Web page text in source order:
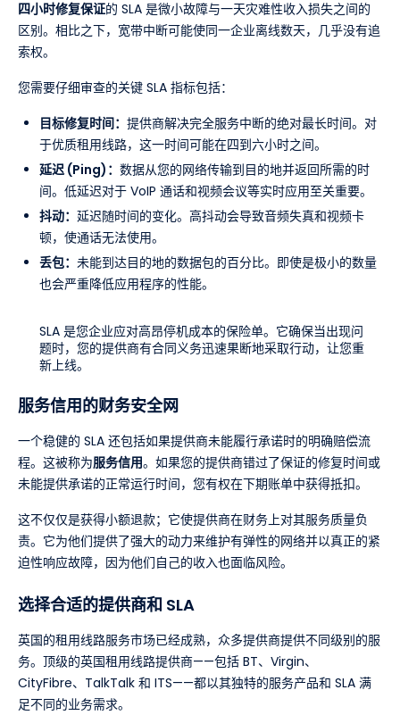
四小时修复保证的 SLA 是微小故障与一天灾难性收入损失之间的
区别。相比之下，宽带中断可能使同一企业离线数天，几乎没有追
索权。
您需要仔细审查的关键 SLA 指标包括：
目标修复时间： 提供商解决完全服务中断的绝对最长时间。对
于优质租用线路，这一时间可能在四到六小时之间。
延迟 (Ping)： 数据从您的网络传输到目的地并返回所需的时
间。低延迟对于 VoIP 通话和视频会议等实时应用至关重要。
抖动： 延迟随时间的变化。高抖动会导致音频失真和视频卡
顿，使通话无法使用。
丢包： 未能到达目的地的数据包的百分比。即使是极小的数量
也会严重降低应用程序的性能。
SLA 是您企业应对高昂停机成本的保险单。它确保当出现问
题时，您的提供商有合同义务迅速果断地采取行动，让您重
新上线。
服务信用的财务安全网
一个稳健的 SLA 还包括如果提供商未能履行承诺时的明确赔偿流
程。这被称为服务信用。如果您的提供商错过了保证的修复时间或
未能提供承诺的正常运行时间，您有权在下期账单中获得抵扣。
这不仅仅是获得小额退款；它使提供商在财务上对其服务质量负
责。它为他们提供了强大的动力来维护有弹性的网络并以真正的紧
迫性响应故障，因为他们自己的收入也面临风险。
选择合适的提供商和 SLA
英国的租用线路服务市场已经成熟，众多提供商提供不同级别的服
务。顶级的英国租用线路提供商——包括 BT、Virgin、
CityFibre、TalkTalk 和 ITS——都以其独特的服务产品和 SLA 满
足不同的业务需求。